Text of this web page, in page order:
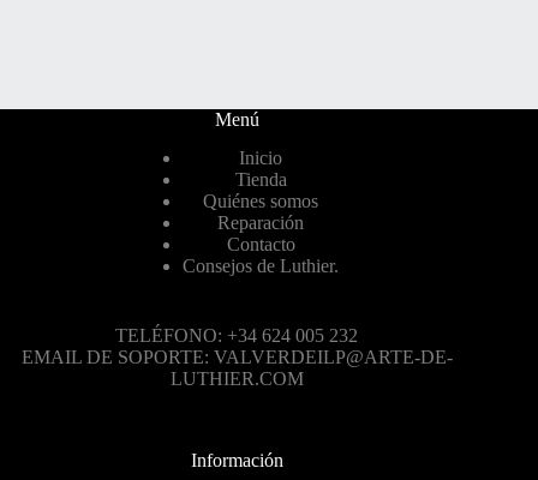
Menú
Inicio
Tienda
Quiénes somos
Reparación
Contacto
Consejos de Luthier.
TELÉFONO: +34 624 005 232
EMAIL DE SOPORTE: VALVERDEILP@ARTE-DE-
LUTHIER.COM
Información